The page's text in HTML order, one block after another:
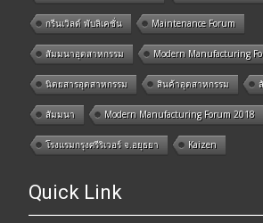
กรีนเวิลด์ พับลิเคชั่น Maintenance Forum
สัมมนาอุตสาหกรรม Modern Manufacturing
นิตยสารอุตสาหกรรม สินค้าอุตสาหกรรม
สัมมนา Modern Manufacturing Forum 2018
โรงแรมกรุงศรีริเวอร์ จ.อยุธยา Kaizen
Quick Link